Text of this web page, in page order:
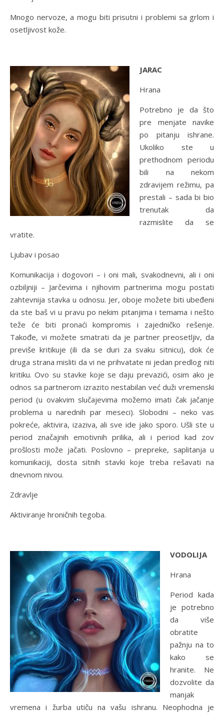
Mnogo nervoze, a mogu biti prisutni i problemi sa grlom i
osetljivost kože.
JARAC
Hrana
Potrebno je da što
pre menjate navike
po pitanju ishrane.
Ukoliko ste u
prethodnom periodu
bili na nekom
zdravijem režimu, pa
prestali – sada bi bio
trenutak da
razmislite da se
vratite.
Ljubav i posao
Komunikacija i dogovori – i oni mali, svakodnevni, ali i oni
ozbiljniji – Jarčevima i njihovim partnerima mogu postati
zahtevnija stavka u odnosu. Jer, oboje možete biti ubeđeni
da ste baš vi u pravu po nekim pitanjima i temama i nešto
teže će biti pronaći kompromis i zajedničko rešenje.
Takođe, vi možete smatrati da je partner preosetljiv, da
previše kritikuje (ili da se duri za svaku sitnicu), dok će
druga strana misliti da vi ne prihvatate ni jedan predlog niti
kritiku. Ovo su stavke koje se daju prevazići, osim ako je
odnos sa partnerom izrazito nestabilan već duži vremenski
period (u ovakvim slučajevima možemo imati čak jačanje
problema u narednih par meseci). Slobodni – neko vas
pokreće, aktivira, izaziva, ali sve ide jako sporo. Ušli ste u
period značajnih emotivnih prilika, ali i period kad zov
prošlosti može jačati. Poslovno – prepreke, saplitanja u
komunikaciji, dosta sitnih stavki koje treba rešavati na
dnevnom nivou.
Zdravlje
Aktiviranje hroničnih tegoba.
VODOLIJA
Hrana
Period kada
je potrebno
da više
obratite
pažnju na to
kako se
hranite. Ne
dozvolite da
manjak
vremena i žurba utiču na vašu ishranu. Neophodna je